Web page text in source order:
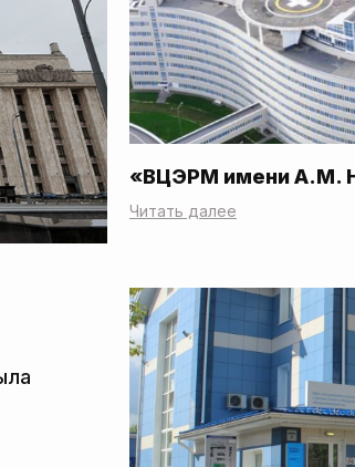
«ВЦЭРМ имени А.М.
Читать далее